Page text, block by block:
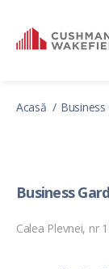
Acasă Business
Business
Calea Plevnei, nr